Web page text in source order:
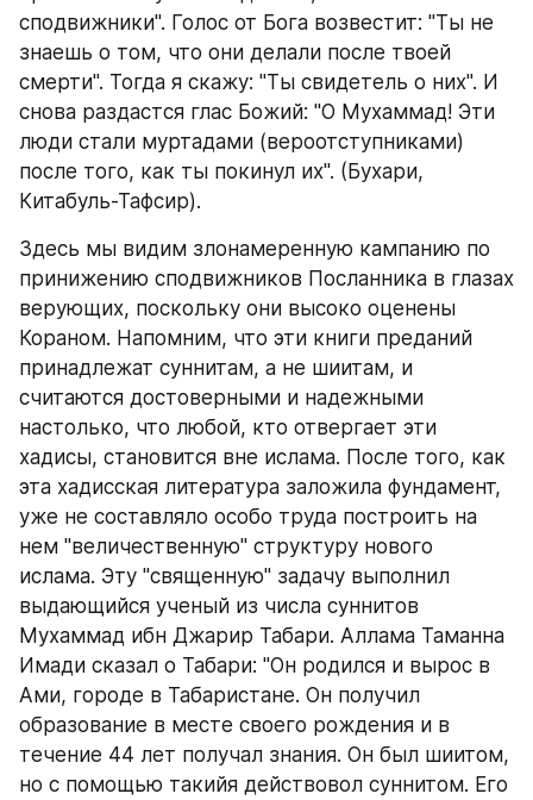
сподвижники". Голос от Бога возвестит: "Ты не
знаешь о том, что они делали после твоей
смерти". Тогда я скажу: "Ты свидетель о них". И
снова раздастся глас Божий: "О Мухаммад! Эти
люди стали муртадами (вероотступниками)
после того, как ты покинул их". (Бухари,
Китабуль-Тафсир).
Здесь мы видим злонамеренную кампанию по
принижению сподвижников Посланника в глазах
верующих, поскольку они высоко оценены
Кораном. Напомним, что эти книги преданий
принадлежат суннитам, а не шиитам, и
считаются достоверными и надежными
настолько, что любой, кто отвергает эти
хадисы, становится вне ислама. После того, как
эта хадисская литература заложила фундамент,
уже не составляло особо труда построить на
нем "величественную" структуру нового
ислама. Эту "священную" задачу выполнил
выдающийся ученый из числа суннитов
Мухаммад ибн Джарир Табари. Аллама Таманна
Имади сказал о Табари: "Он родился и вырос в
Ами, городе в Табаристане. Он получил
образование в месте своего рождения и в
течение 44 лет получал знания. Он был шиитом,
но с помощью такийя действовол суннитом. Его